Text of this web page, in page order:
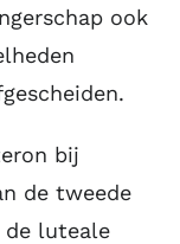
ook
bij
de tweede
de luteale